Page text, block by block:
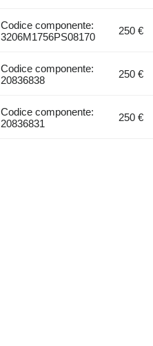
Codice componente:
3206M1756PS08170
250 €
Codice componente:
20836838
250 €
Codice componente:
20836831
250 €